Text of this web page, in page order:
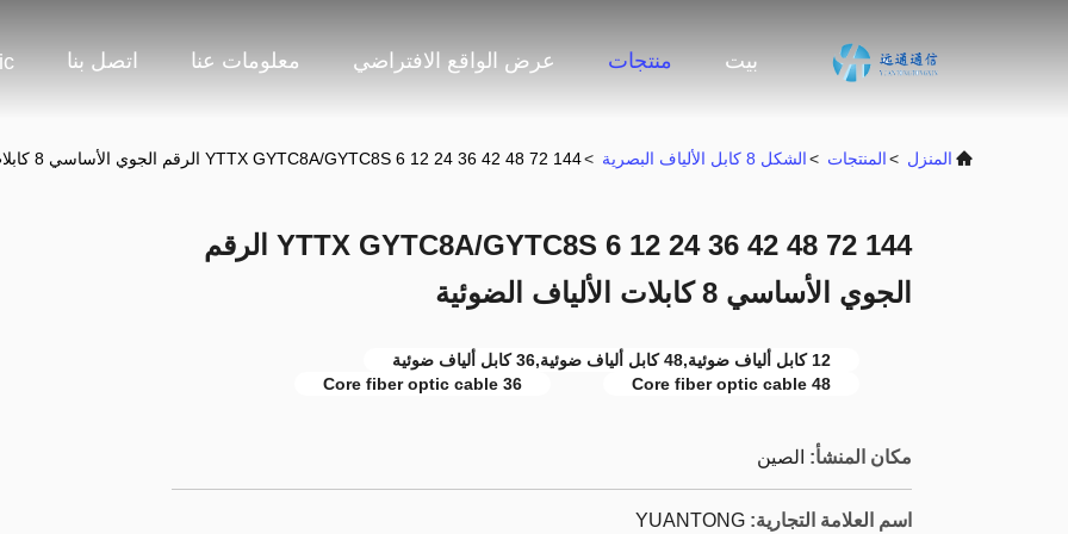
بيت منتجات عرض الواقع الافتراضي معلومات عنا اتصل بنا
المنزل >المنتجات >الشكل 8 كابل الألياف البصرية >YTTX GYTC8A/GYTC8S 6 12 24 36 42 48 72 144 الرقم الجوي الأساسي 8 كابلات الألياف الضوئية
YTTX GYTC8A/GYTC8S 6 12 24 36 42 48 72 144 الرقم
الجوي الأساسي 8 كابلات الألياف الضوئية
12 كابل ألياف ضوئية,48 كابل ألياف ضوئية,36 كابل ألياف ضوئية
48 Core fiber optic cable
36 Core fiber optic cable
مكان المنشأ: الصين
اسم العلامة التجارية: YUANTONG